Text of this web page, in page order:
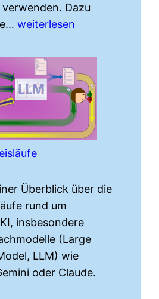
Dazu
Persönliche
für
Facebook-
KI
weiterlesen
Überblick über die
rund um
insbesondere
(Large
LLM) wie
oder Claude.